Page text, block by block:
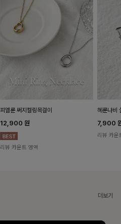
피엘룬 써지컬링목걸이
12,900 원
리뷰 카운트 영역
헤룬나비
7,900
리뷰 카운
더보기